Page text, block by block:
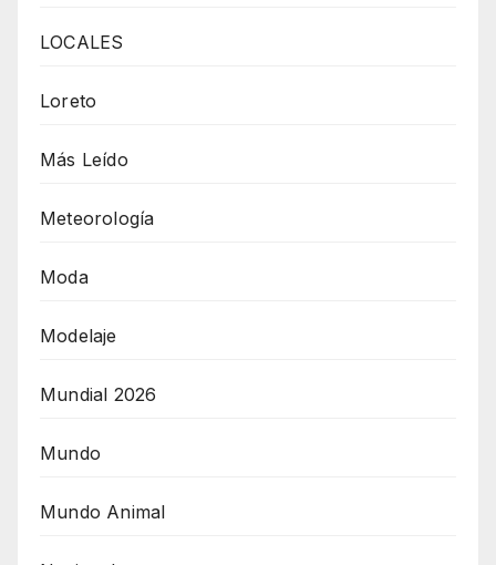
LOCALES
Loreto
Más Leído
Meteorología
Moda
Modelaje
Mundial 2026
Mundo
Mundo Animal